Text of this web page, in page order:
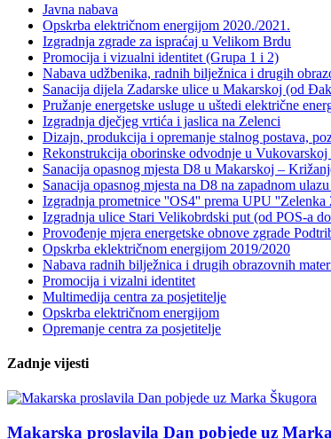
Javna nabava
Opskrba električnom energijom 2020./2021.
Izgradnja zgrade za ispraćaj u Velikom Brdu
Promocija i vizualni identitet (Grupa 1 i 2)
Nabava udžbenika, radnih bilježnica i drugih
Sanacija dijela Zadarske ulice u Makarskoj (od
Pružanje energetske usluge u uštedi električne
Izgradnja dječjeg vrtića i jaslica na Zelenci
Dizajn, produkcija i opremanje stalnog postava,
Rekonstrukcija oborinske odvodnje u
Sanacija opasnog mjesta D8 u Makarskoj –
Sanacija opasnog mjesta na D8 na zapadnom
Izgradnja prometnice ''OS4'' prema UPU ''Zelenka
Izgradnja ulice Stari Velikobrdski put (od POS-a
Provođenje mjera energetske obnove zgrade
Opskrba eklektričnom energijom 2019/2020
Nabava radnih bilježnica i drugih obrazovnih
Promocija i vizalni identitet
Multimedija centra za posjetitelje
Opskrba električnom energijom
Opremanje centra za posjetitelje
Zadnje vijesti
Makarska proslavila Dan pobjede uz